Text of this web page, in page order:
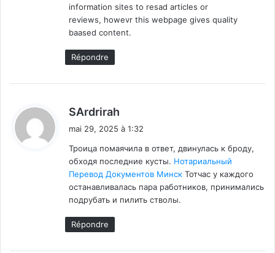
:
information sites to resad articles or
reviews, howevr this webpage gives quality
baased content.
Répondre
SArdrirah
:
mai 29, 2025 à 1:32
Троица помаячила в ответ, двинулась к броду,
обходя последние кусты. Нотариальный
Перевод Документов Минск Тотчас у каждого
останавливалась пара работников, принимались
подрубать и пилить стволы.
Répondre